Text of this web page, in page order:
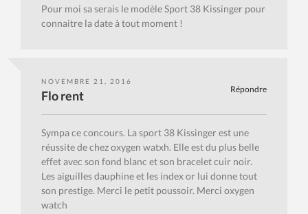
Pour moi sa serais le modèle Sport 38 Kissinger pour
connaitre la date à tout moment !
NOVEMBRE 21, 2016
Répondre
Flo rent
Sympa ce concours. La sport 38 Kissinger est une
réussite de chez oxygen watxh. Elle est du plus belle
effet avec son fond blanc et son bracelet cuir noir.
Les aiguilles dauphine et les index or lui donne tout
son prestige. Merci le petit poussoir. Merci oxygen
watch